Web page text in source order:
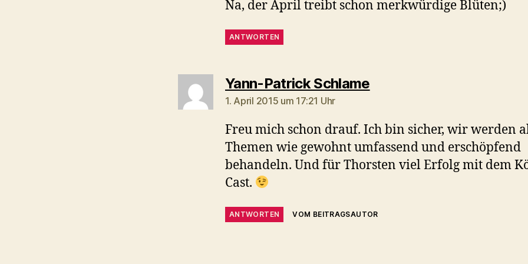
Na, der April treibt schon merkwürdige Blüten;)
ANTWORTEN
Yann-Patrick Schlamesagt:
1. April 2015 um 17:21 Uhr
Freu mich schon drauf. Ich bin sicher, wir werden
Themen wie gewohnt umfassend und erschöpfend
behandeln. Und für Thorsten viel Erfolg mit dem
Cast.
ANTWORTEN VOM BEITRAGSAUTOR